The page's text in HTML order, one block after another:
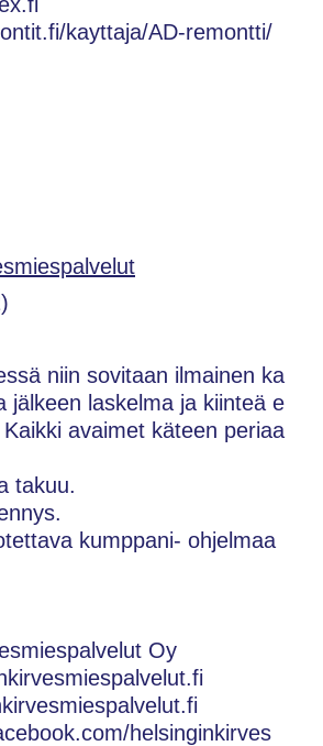
kayttaja/AD-remontti/
niin sovitaan ilmainen ka
jälkeen laskelma ja kiinteä e
avaimet käteen periaa
takuu.
kumppani- ohjelmaa
Oy
helsinginkirves